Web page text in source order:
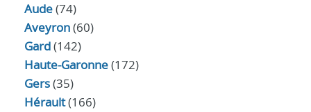
Aude(74)
Aveyron(60)
Gard(142)
Haute-Garonne(172)
Gers(35)
Hérault(166)